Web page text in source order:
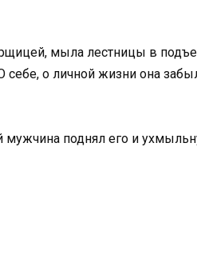
мыла лестницы в
о личной жизни она
поднял его и